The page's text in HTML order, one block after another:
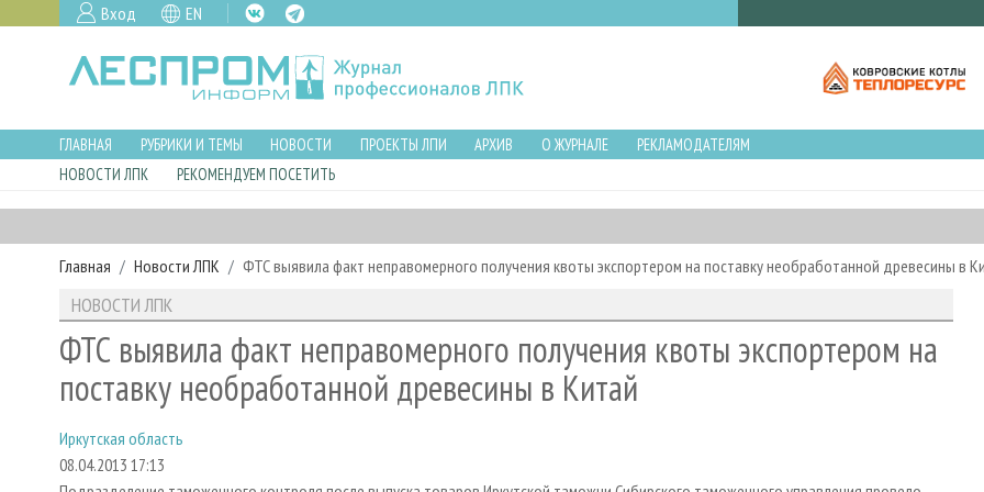
Вход EN
ГЛАВНАЯ РУБРИКИ И ТЕМЫ НОВОСТИ ПРОЕКТЫ ЛПИ АРХИВ О ЖУРНАЛЕ
РЕКЛАМОДАТЕЛЯМ
НОВОСТИ ЛПК
РЕКОМЕНДУЕМ ПОСЕТИТЬ
Главная Новости ЛПК ФТС выявила факт неправомерного получения квоты экспортером на поставку необработанной древесины в
НОВОСТИ ЛПК
ФТС выявила факт неправомерного получения квоты экспортером на
поставку необработанной древесины в Китай
Иркутская область
08.04.2013 17:13